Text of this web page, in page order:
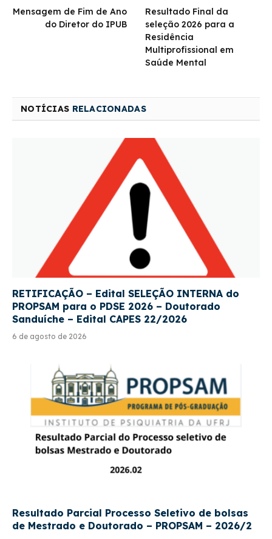
Mensagem de Fim de Ano
do Diretor do IPUB
Resultado Final da
seleção 2026 para a
Residência
Multiprofissional em
Saúde Mental
NOTÍCIAS RELACIONADAS
RETIFICAÇÃO – Edital SELEÇÃO INTERNA do
PROPSAM para o PDSE 2026 – Doutorado
Sanduíche – Edital CAPES 22/2026
6 de agosto de 2026
Resultado Parcial Processo Seletivo de bolsas
de Mestrado e Doutorado – PROPSAM – 2026/2